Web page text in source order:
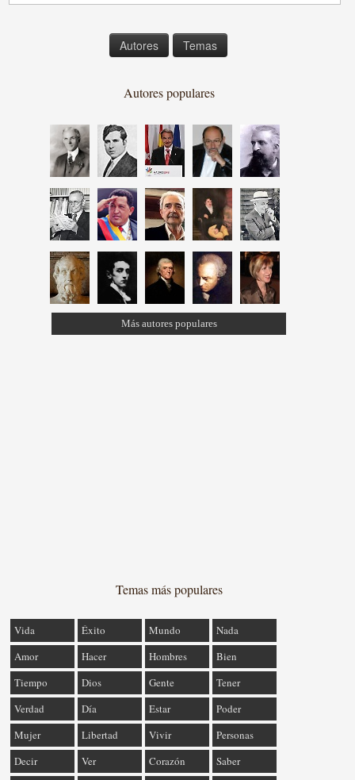
Autores Temas
Autores populares
Más autores populares
Temas más populares
Vida Éxito Mundo
Nada
Amor
Hacer Hombres
Bien
Tiempo
Dios Gente
Tener
Verdad
Día Estar
Poder
Mujer
Libertad Vivir
Personas
Decir
Ver Corazón Saber